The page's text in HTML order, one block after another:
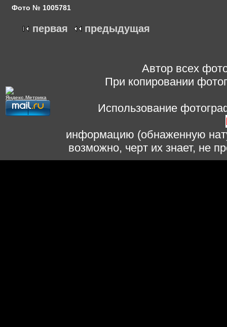
Фото № 1005781
первая предыдущая
Автор всех
При копировании
Использование
информацию (обнаженную
возможно, черт их знает, не